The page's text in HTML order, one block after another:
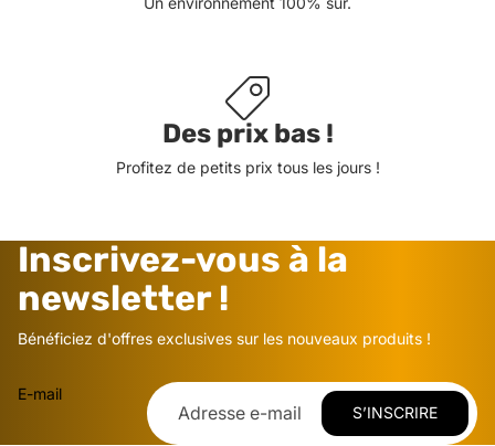
Des prix bas !
Profitez de petits prix tous les jours !
Inscrivez-vous à la
newsletter !
Bénéficiez d'offres exclusives sur les nouveaux produits !
E-mail
S’INSCRIRE